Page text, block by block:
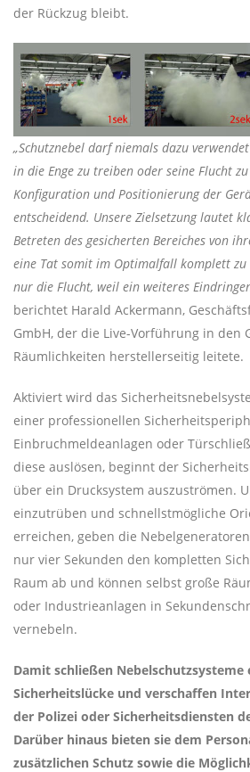
der Rückzug bleibt.
„Schutznebel darf niemals dazu
in die Enge zu treiben oder seine Flucht
Konfiguration und Positionierung der
entscheidend. Unsere Zielsetzung lautet
Betreten des gesicherten Bereiches von
eine Tat somit im Optimalfall komplett
nur die Flucht, weil ein weiteres
berichtet Harald Ackermann,
GmbH, der die Live-Vorführung in den
Räumlichkeiten herstellerseitig leitete.
Aktiviert wird das
einer professionellen
Einbruchmeldeanlagen oder
diese auslösen, beginnt der
über ein Drucksystem auszuströmen.
einzutrüben und schnellstmögliche
erreichen, geben die
nur vier Sekunden den kompletten
Raum ab und können selbst große
oder Industrieanlagen in
vernebeln.
Damit schließen Nebelschutzsysteme
Sicherheitslücke und verschaffen
der Polizei oder Sicherheitsdiensten
Darüber hinaus bieten sie dem
zusätzlichen Schutz sowie die